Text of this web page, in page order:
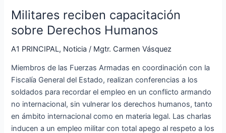
Militares reciben capacitación
sobre Derechos Humanos
A1 PRINCIPAL, Noticia / Mgtr. Carmen Vásquez
Miembros de las Fuerzas Armadas en coordinación con la
Fiscalía General del Estado, realizan conferencias a los
soldados para recordar el empleo en un conflicto armando
no internacional, sin vulnerar los derechos humanos, tanto
en ámbito internacional como en materia legal. Las charlas
inducen a un empleo militar con total apego al respeto a los
capacitación
sobre
Derechos
Humanos